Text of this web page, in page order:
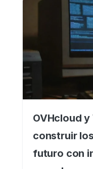
OVHcloud
construir
futuro con